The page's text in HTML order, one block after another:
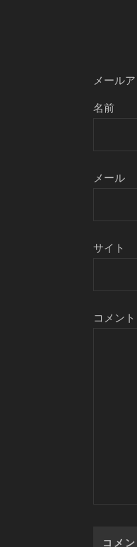
メール
名前
メール
サイト
コメント